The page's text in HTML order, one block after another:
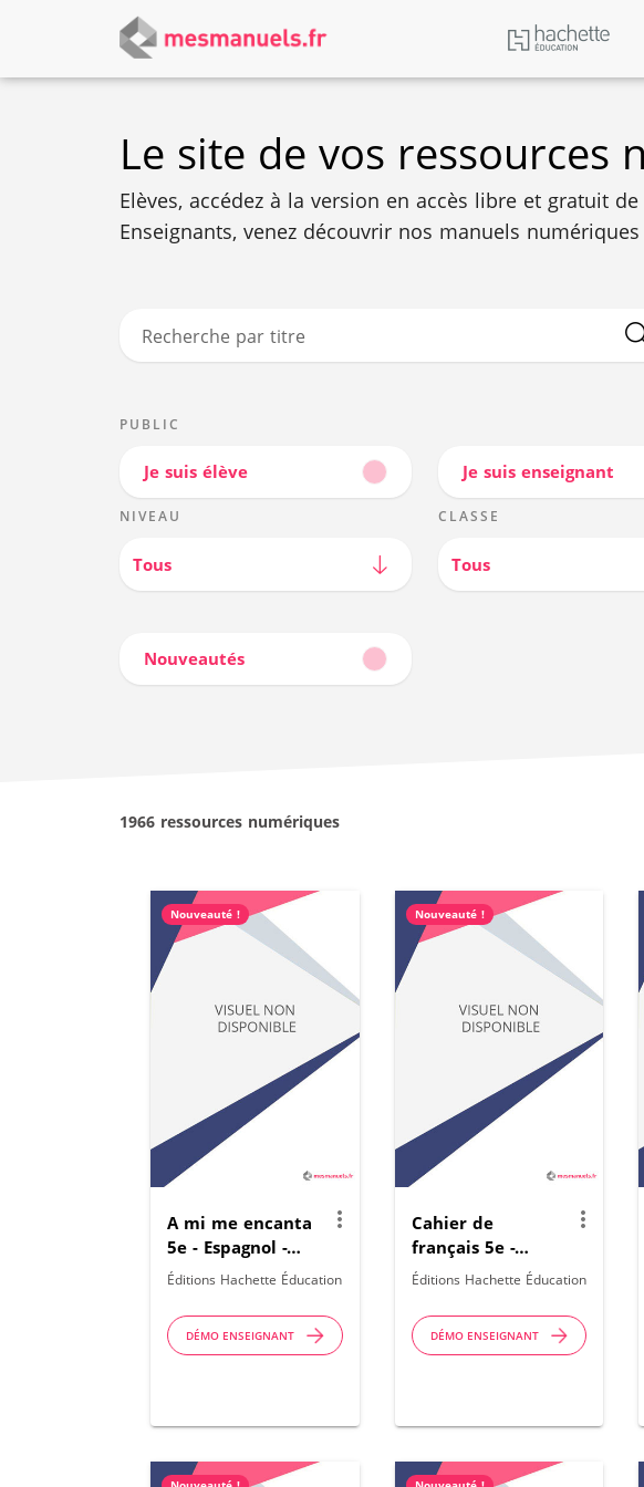
Le site de vos ressources
Elèves, accédez à la version en accès libre et gratuit
Enseignants, venez découvrir nos manuels
Recherche par titre
PUBLIC
Je suis élève Je suis enseignant
NIVEAU
Tous
CLASSE
Tous
Nouveautés
1966 ressources numériques
Nouveauté !
A mi me encanta
5e - Espagnol -
2026
more_vert
Éditions Hachette Éducation
DÉMO ENSEIGNANT
Nouveauté !
Cahier de
français 5e -
2026
more_vert
Éditions Hachette Éducation
DÉMO ENSEIGNANT